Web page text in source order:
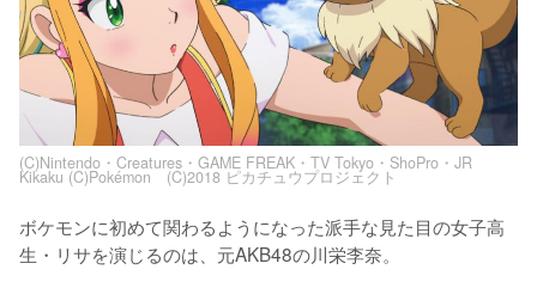
(C)Nintendo・Creatures・GAME FREAK・TV Tokyo・ShoPro・JR
Kikaku (C)Pokémon (C)2018 ピカチュウプロジェクト
ボケモンに初めて関わるようになった派手な見た目の女子高
生・リサを演じるのは、元AKB48の川栄李奈。